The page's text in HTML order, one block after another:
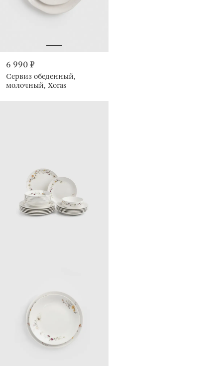
6 990 ₽
Сервиз обеденный,
молочный, Xoras